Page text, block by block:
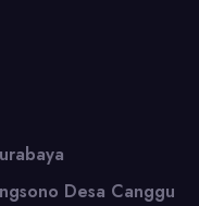
Desa Canggu